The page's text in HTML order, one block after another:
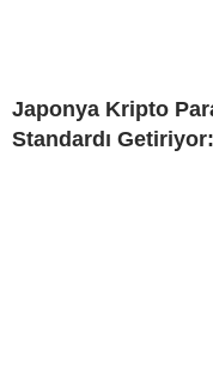
Japonya Kripto
Standardı